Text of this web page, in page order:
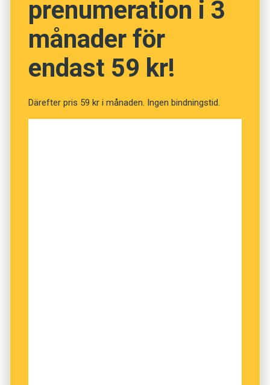
prenumeration i 3
månader för
endast 59 kr!
Därefter pris 59 kr i månaden. Ingen bindningstid.